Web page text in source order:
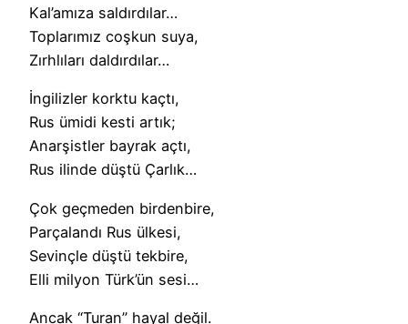
Kal’amıza saldırdılar…
Toplarımız coşkun suya,
Zırhlıları daldırdılar…
İngilizler korktu kaçtı,
Rus ümidi kesti artık;
Anarşistler bayrak açtı,
Rus ilinde düştü Çarlık…
Çok geçmeden birdenbire,
Parçalandı Rus ülkesi,
Sevinçle düştü tekbire,
Elli milyon Türk’ün sesi…
Ancak “Turan” hayal değil.